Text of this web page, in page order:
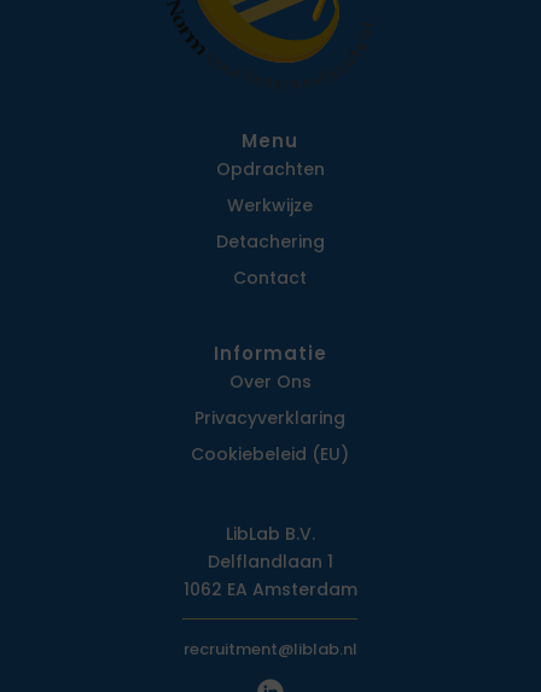
Menu
Opdrachten
Werkwijze
Detachering
Contact
Informatie
Over Ons
Privacy­verklaring
Cookiebeleid (EU)
LibLab B.V.
Delflandlaan 1
1062 EA Amsterdam
recruitment@liblab.nl